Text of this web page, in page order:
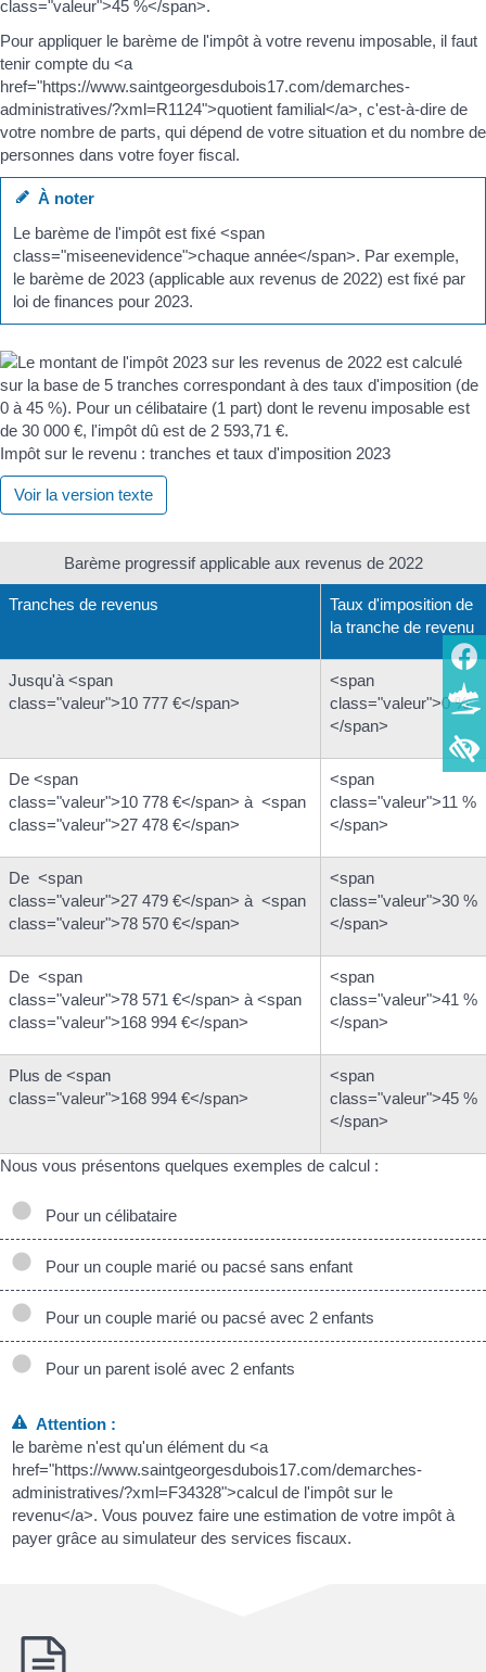
class="valeur">45 %</span>.
Pour appliquer le barème de l'impôt à votre revenu imposable, il faut
tenir compte du <a
href="https://www.saintgeorgesdubois17.com/demarches-
administratives/?xml=R1124">quotient familial</a>, c'est-à-dire de
votre nombre de parts, qui dépend de votre situation et du nombre de
personnes dans votre foyer fiscal.
À noter
Le barème de l'impôt est fixé <span
class="miseenevidence">chaque année</span>. Par exemple,
le barème de 2023 (applicable aux revenus de 2022) est fixé par
loi de finances pour 2023.
Impôt sur le revenu : tranches et taux d'imposition 2023
Voir la version texte
Barème progressif applicable aux revenus de 2022
Tranches de revenus
Taux d'imposition de
la tranche de revenu
Jusqu'à <span
class="valeur">10 777 €</span>
<span
class="valeur">0 %
</span>
De <span
class="valeur">10 778 €</span> à <span
class="valeur">27 478 €</span>
<span
class="valeur">11 %
</span>
De <span
class="valeur">27 479 €</span> à <span
class="valeur">78 570 €</span>
<span
class="valeur">30 %
</span>
De <span
class="valeur">78 571 €</span> à <span
class="valeur">168 994 €</span>
<span
class="valeur">41 %
</span>
Plus de <span
class="valeur">168 994 €</span>
<span
class="valeur">45 %
</span>
Nous vous présentons quelques exemples de calcul :
Pour un célibataire
Pour un couple marié ou pacsé sans enfant
Pour un couple marié ou pacsé avec 2 enfants
Pour un parent isolé avec 2 enfants
Attention :
le barème n'est qu'un élément du <a
href="https://www.saintgeorgesdubois17.com/demarches-
administratives/?xml=F34328">calcul de l'impôt sur le
revenu</a>. Vous pouvez faire une estimation de votre impôt à
payer grâce au simulateur des services fiscaux.